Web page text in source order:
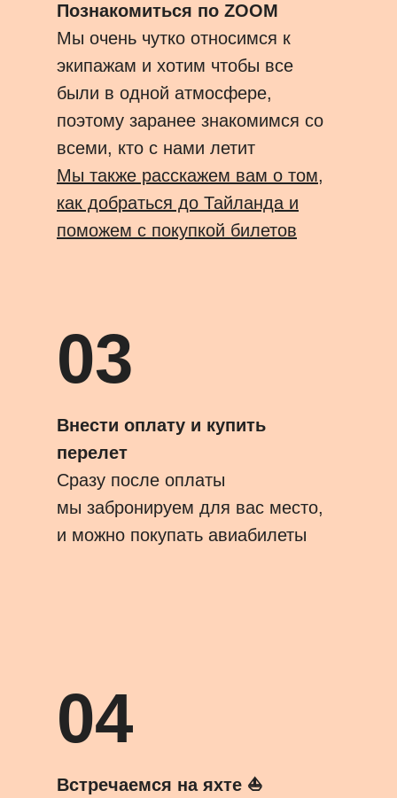
Познакомиться по ZOOM
Мы очень чутко относимся к
экипажам и хотим чтобы все
были в одной атмосфере,
поэтому заранее знакомимся со
всеми, кто с нами летит
Мы также расскажем вам о том,
как добраться до Тайланда и
поможем с покупкой билетов
03
Внести оплату и купить
перелет
Сразу после оплаты
мы забронируем для вас место,
и можно покупать авиабилеты
Встречаемся на яхте ⛵️
04